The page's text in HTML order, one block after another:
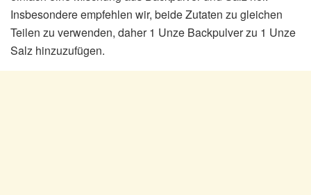
Insbesondere empfehlen wir, beide Zutaten zu gleichen
Teilen zu verwenden, daher 1 Unze Backpulver zu 1 Unze
Salz hinzuzufügen.